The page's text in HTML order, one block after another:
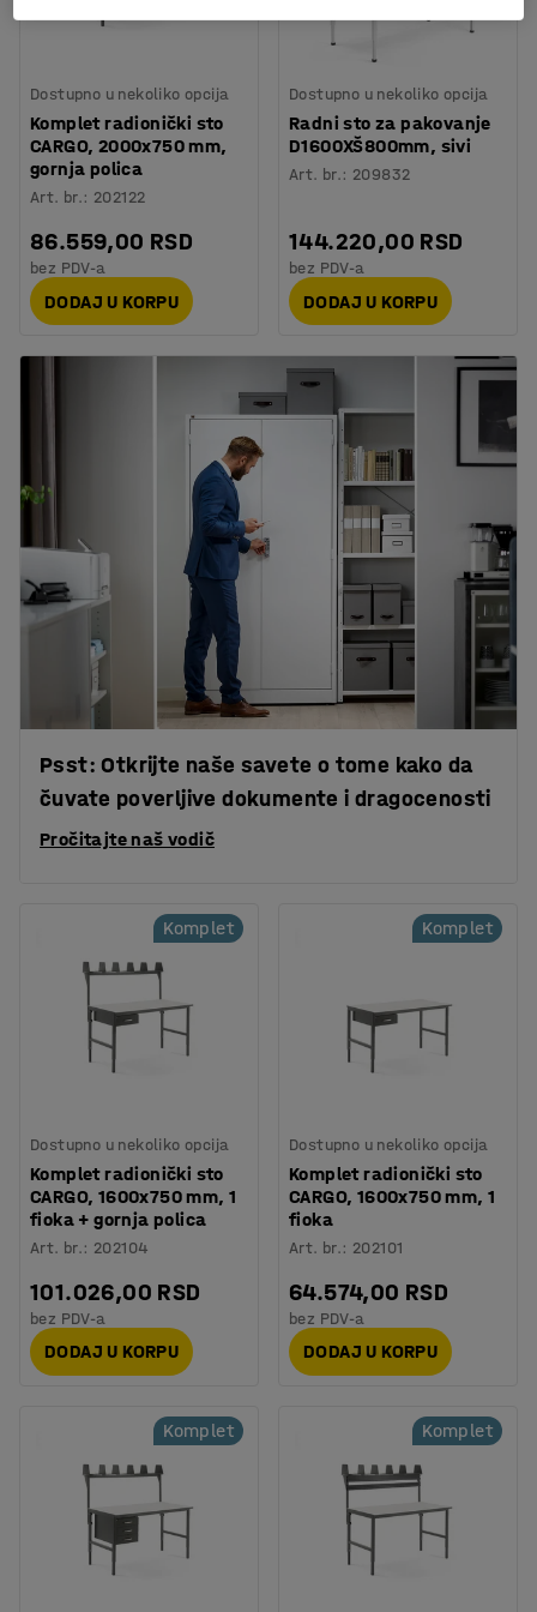
Dostupno u nekoliko opcija
Komplet radionički sto
CARGO, 2000x750 mm,
gornja polica
Art. br.: 202122
86.559,00 RSD
bez PDV-a
DODAJ U KORPU
Dostupno u nekoliko opcija
Radni sto za pakovanje
D1600XŠ800mm, sivi
Art. br.: 209832
144.220,00 RSD
bez PDV-a
DODAJ U KORPU
Psst: Otkrijte naše savete o tome kako da
čuvate poverljive dokumente i dragocenosti
Pročitajte naš vodič
Komplet
Dostupno u nekoliko opcija
Komplet radionički sto
CARGO, 1600x750 mm, 1
fioka + gornja polica
Art. br.: 202104
101.026,00 RSD
bez PDV-a
DODAJ U KORPU
Komplet
Dostupno u nekoliko opcija
Komplet radionički sto
CARGO, 1600x750 mm, 1
fioka
Art. br.: 202101
64.574,00 RSD
bez PDV-a
DODAJ U KORPU
Komplet Komplet